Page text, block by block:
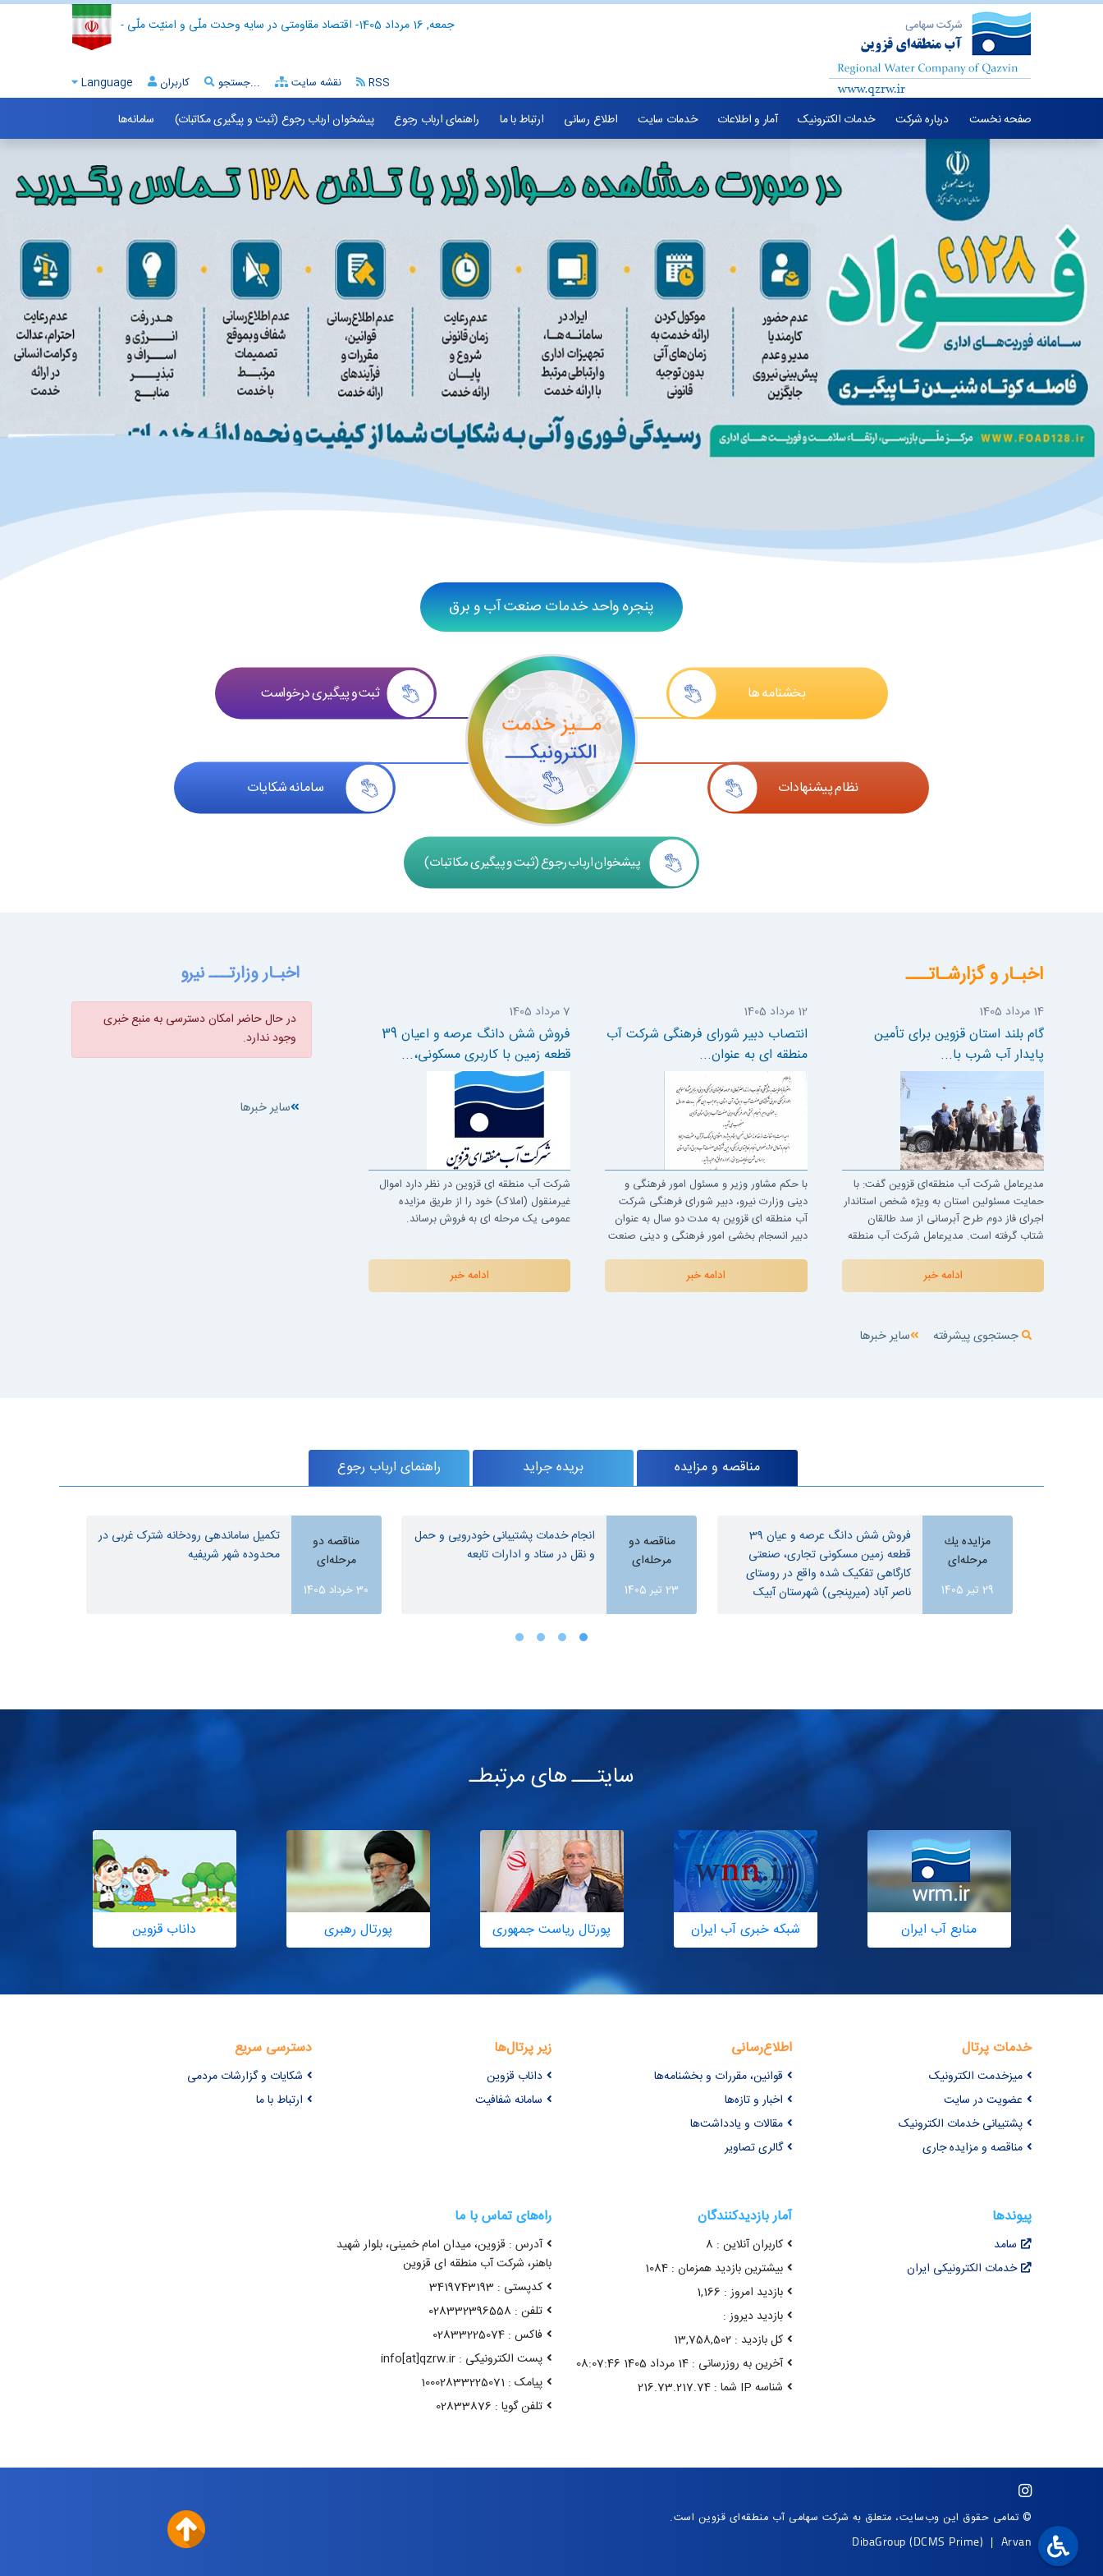
- اقتصاد مقاومتی در سایه وحدت ملّی و امنیّت ملّی - جمعه, 16 مرداد 1405
Language کاربران جستجو... نقشه سایت RSS
صفحه نخست درباره شرکت خدمات الکترونیک آمار و اطلاعات خدمات سایت اطلاع رسانی ارتباط با ما راهنمای ارباب رجوع پیشخوان ارباب رجوع (ثبت و پیگیری مکاتبات) سامانه‌ها
پنجره واحد خدمات صنعت آب و برق
بخشنامه ها
نظام پیشنهادات
ثبت و پیگیری درخواست
سامانه شکایات
پیشخوان ارباب رجوع (ثبت و پیگیری مکاتبات)
اخبـار و گزارشـاتـــ
14 مرداد 1405
گام بلند استان قزوین برای تأمین
پایدار آب شرب با...
مدیرعامل شرکت آب منطقه‌ای قزوین گفت: با
حمایت مسئولین استان به ویژه شخص استاندار
اجرای فاز دوم طرح آبرسانی از سد طالقان
شتاب گرفته است. مدیرعامل شرکت آب منطقه
چند از مدیران این...ادامه خبر
12 مرداد 1405
انتصاب دبیر شورای فرهنگی شرکت آب
منطقه ای به عنوان...
با حکم مشاور وزیر و مسئول امور فرهنگی و
دینی وزارت نیرو، دبیر شورای فرهنگی شرکت
آب منطقه ای قزوین به مدت دو سال به عنوان
دبیر انسجام بخشی امور فرهنگی و دینی صنعت
ادامه خبر
7 مرداد 1405
فروش شش دانگ عرصه و اعیان 39
قطعه زمین با کاربری مسکونی،...
شرکت آب منطقه ای قزوین در نظر دارد اموال
غیرمنقول (املاک) خود را از طریق مزایده
عمومی یک مرحله ای به فروش برساند.
ادامه خبر
جستجوی پیشرفته سایر خبرها
اخبـار وزارتـــ نیرو
در حال حاضر امکان دسترسی به منبع خبری
وجود ندارد.
سایر خبرها
مناقصه و مزایده بریده جراید راهنمای ارباب رجوع
مزایده یك
مرحله‌ای
29 تیر 1405
فروش شش دانگ عرصه و عیان 39
قطعه زمین مسکونی تجاری، صنعتی
کارگاهی تفکیک شده واقع در روستای
ناصر آباد (میرپنجی) شهرستان آبیک
مناقصه دو
مرحله‌ای
23 تیر 1405
انجام خدمات پشتیبانی خودرویی و حمل
و نقل در ستاد و ادارات تابعه
مناقصه دو
مرحله‌ای
30 خرداد 1405
تکمیل ساماندهی رودخانه شترک غربی در
محدوده شهر شریفیه
سایتـــ های مرتبطـ
منابع آب ایران شبکه خبری آب ایران پورتال ریاست جمهوری پورتال رهبری داناب قزوین
خدمات پرتال
میزخدمت الکترونیک
عضویت در سایت
پشتیبانی خدمات الکترونیک
مناقصه و مزایده جاری
اطلاع‌رسانی
قوانین، مقررات و بخشنامه‌ها
اخبار و تازه‌ها
مقالات و یادداشت‌ها
گالری تصاویر
زیر پرتال‌ها
داناب قزوین
سامانه شفافیت
دسترسی سریع
شکایات و گزارشات مردمی
ارتباط با ما
پیوندها
سامد
خدمات الکترونیکی ایران
آمار بازدیدکنندگان
کاربران آنلاین : 8
بیشترین بازدید همزمان : 1084
بازدید امروز : 1,166
بازدید دیروز :
کل بازدید : 13,758,502
آخرین به روزرسانی : 14 مرداد 1405 08:07:46
شناسه IP شما : 216.73.217.74
راه‌های تماس با ما
آدرس : قزوین، میدان امام خمینی، بلوار شهید
باهنر، شرکت آب منطقه ای قزوین
کدپستی : 3419743193
تلفن : 028332396558
فاکس : 02833225074
پست الکترونیکی : info[at]qzrw.ir
پیامک : 10002833225071
تلفن گویا : 02833876
© تمامی حقوق این وب‌سایت، متعلق به شرکت سهامی آب منطقه‌ای قزوین است.
DibaGroup (DCMS Prime) | Arvan